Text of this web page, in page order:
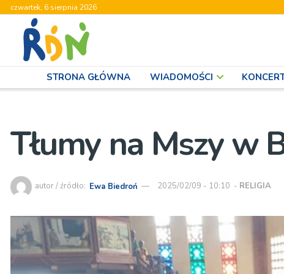
czwartek, 6 sierpnia 2026
STRONA GŁÓWNA WIADOMOŚCI
Tłumy na Mszy w
autor / źródło: Ewa Biedroń 2025/02/09 - 10:10 - RELIGIA